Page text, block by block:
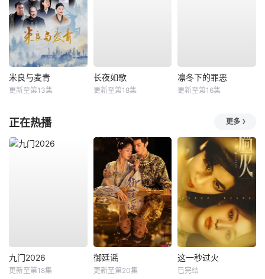
米良与麦青
更新至第13集
长夜如歌
更新至第18集
凛冬下的罪恶
更新至第16集
正在热播 更多
九门2026
更新至第18集
御廷谣
更新至第20集
这一秒过火
已完结